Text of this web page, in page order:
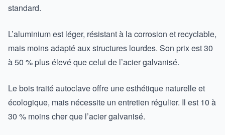
standard.
L’aluminium est léger, résistant à la corrosion et recyclable,
mais moins adapté aux structures lourdes. Son prix est 30
à 50 % plus élevé que celui de l’acier galvanisé.
Le bois traité autoclave offre une esthétique naturelle et
écologique, mais nécessite un entretien régulier. Il est 10 à
30 % moins cher que l’acier galvanisé.